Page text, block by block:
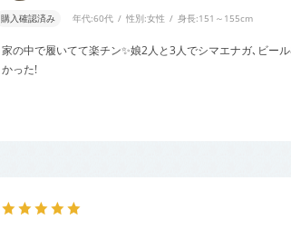
購入確認済み 年代:60代 性別:女性 身長:151～155cm
家の中で履いてて楽チン✨娘2人と3人でシマエナガ､ビー
かった!